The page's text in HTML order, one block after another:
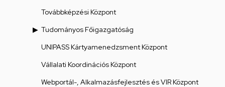
Továbbképzési Központ
Tudományos Főigazgatóság
UNIPASS Kártyamenedzsment Központ
Vállalati Koordinációs Központ
Webportál-, Alkalmazásfejlesztés és VIR Központ